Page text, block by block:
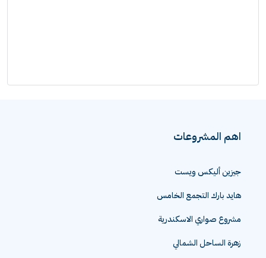
اهم المشروعات
جيزين أليكس ويست
هايد بارك التجمع الخامس
مشروع صواري الاسكندرية
زهرة الساحل الشمالي